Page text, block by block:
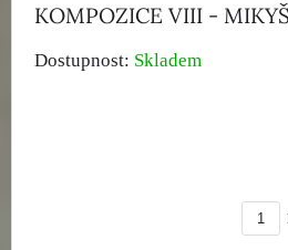
KOMPOZICE VIII -
Dostupnost: Skladem